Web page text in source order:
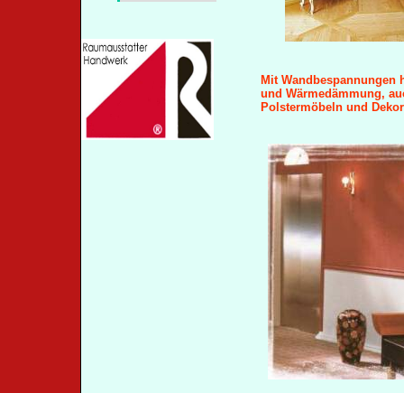
Mit Wandbespannungen
und Wärmedämmung,
Polstermöbeln und